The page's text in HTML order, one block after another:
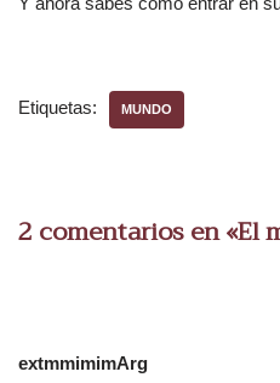
Etiquetas: MUNDO
2 comentarios en «El
extmmimimArg